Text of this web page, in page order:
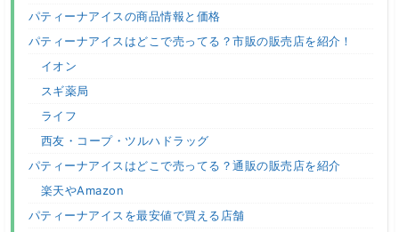
パティーナアイスの商品情報と価格
パティーナアイスはどこで売ってる？市販の販売店を紹介！
イオン
スギ薬局
ライフ
西友・コープ・ツルハドラッグ
パティーナアイスはどこで売ってる？通販の販売店を紹介
楽天やAmazon
パティーナアイスを最安値で買える店舗